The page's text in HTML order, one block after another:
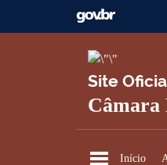
Ir para o conteúdo
Site
Câmara
Início